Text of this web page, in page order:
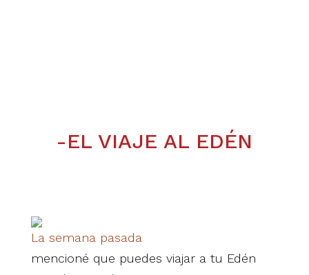
-EL VIAJE AL EDÉN
La semana pasada
mencioné que puedes viajar a tu Edén